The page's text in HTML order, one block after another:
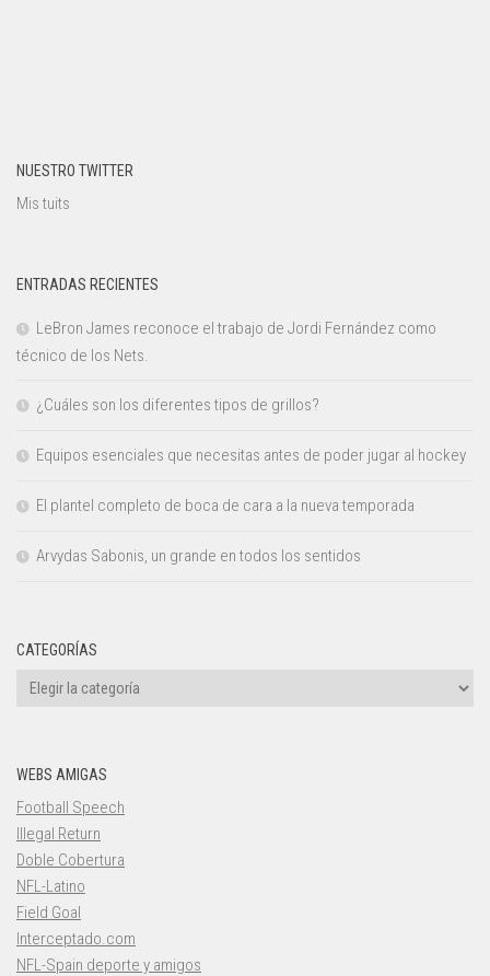
NUESTRO TWITTER
Mis tuits
ENTRADAS RECIENTES
LeBron James reconoce el trabajo de Jordi Fernández como
técnico de los Nets.
¿Cuáles son los diferentes tipos de grillos?
Equipos esenciales que necesitas antes de poder jugar al hockey
El plantel completo de boca de cara a la nueva temporada
Arvydas Sabonis, un grande en todos los sentidos
CATEGORÍAS
Categorías
WEBS AMIGAS
Football Speech
Illegal Return
Doble Cobertura
NFL-Latino
Field Goal
Interceptado.com
NFL-Spain deporte y amigos